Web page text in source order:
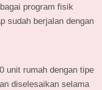
program fisik
sudah berjalan dengan
unit rumah dengan tipe
diselesaikan selama